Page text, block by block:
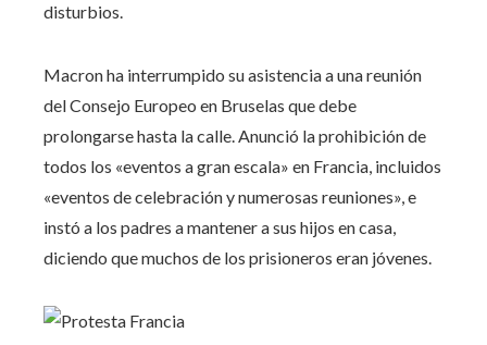
disturbios.
Macron ha interrumpido su asistencia a una reunión
del Consejo Europeo en Bruselas que debe
prolongarse hasta la calle. Anunció la prohibición de
todos los «eventos a gran escala» en Francia, incluidos
«eventos de celebración y numerosas reuniones», e
instó a los padres a mantener a sus hijos en casa,
diciendo que muchos de los prisioneros eran jóvenes.